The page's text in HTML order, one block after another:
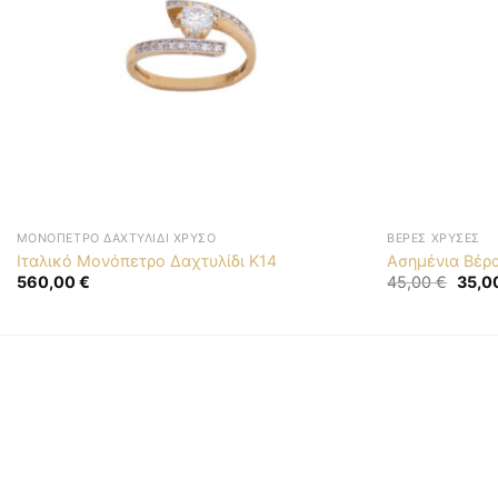
ΜΟΝΌΠΕΤΡΟ ΔΑΧΤΥΛΊΔΙ ΧΡΥΣΌ
Ιταλικό Μονόπετρο Δαχτυλίδι Κ14
560,00€
ΒΈΡΕΣ ΧΡΥΣΈΣ
Ασημένια
45,00€
price